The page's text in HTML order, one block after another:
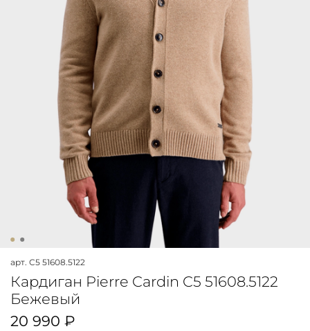
арт. C5 51608.5122
Кардиган Pierre Cardin C5 51608.5122
Бежевый
20 990 ₽